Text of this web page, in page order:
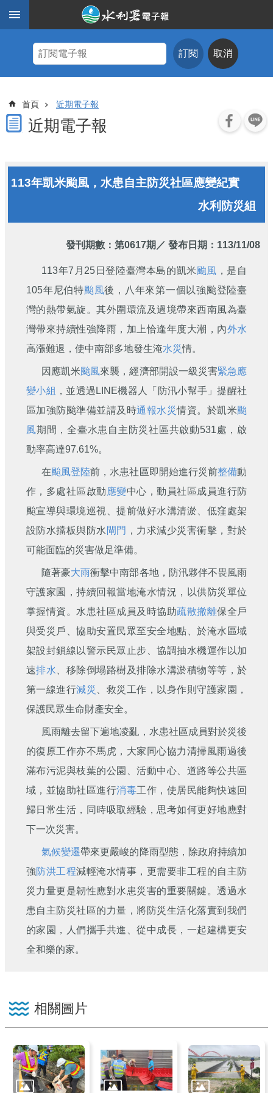
跳到主要內容區塊
題
式
查
期
報
訂閱 取消
首頁 近期電子報
近期電子報
113年凱米颱風，水患自主防災社區應變紀實
水利防災組
發刊期數： 第0617期 ／ 發布日期：113/11/08
113年7月25日登陸臺灣本島的凱米 颱風 ，是自
105年尼伯特颱風後，八年來第一個以強颱登陸臺
灣的熱帶氣旋。其外圍環流及過境帶來西南風為臺
灣帶來持續性強降雨，加上恰逢年度大潮，內外水
高漲難退，使中南部多地發生淹水災情。
因應凱米颱風來襲，經濟部開設一級災害緊急應
變小組 ，並透過LINE機器人「防汛小幫手」提醒社
區加強防颱準備並請及時通報水災情資。於凱米颱
風期間，全臺水患自主防災社區共啟動531處，啟
動率高達97.61%。
在颱風登陸前，水患社區即開始進行災前整備動
作，多處社區啟動 應變中心，動員社區成員進行防
颱宣導與環境巡視、提前做好水溝清淤、低窪處架
設防水擋板與防水 閘門 ，力求減少災害衝擊，對於
可能面臨的災害做足準備。
隨著豪大雨衝擊中南部各地，防汛夥伴不畏風雨
守護家園，持續回報當地淹水情況，以供防災單位
掌握情資。水患社區成員及時協助疏散撤離保全戶
與受災戶、協助安置民眾至安全地點、於淹水區域
架設封鎖線以警示民眾止步、協調抽水機運作以加
速排水 、移除倒塌路樹及排除水溝淤積物等等，於
第一線進行減災
、救災工作，以身作則守護家園，
保護民眾生命財產安全。
風雨離去留下遍地凌亂，水患社區成員對於災後
的復原工作亦不馬虎，大家同心協力清掃風雨過後
滿布污泥與枝葉的公園、活動中心、道路等公共區
域，並協助社區進行消毒工作，使居民能夠快速回
歸日常生活，同時吸取經驗，思考如何更好地應對
下一次災害。
氣候變遷帶來更嚴峻的降雨型態，除政府持續加
強防洪工程減輕淹水情事，更需要非工程的自主防
災力量更是韌性應對水患災害的重要關鍵。透過水
患自主防災社區的力量，將防災生活化落實到我們
的家園，人們攜手共進、從中成長，一起建構更安
全和樂的家。
相關圖片